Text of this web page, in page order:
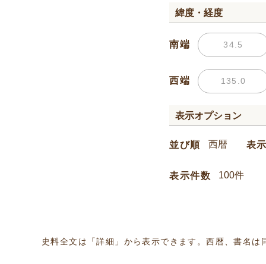
緯度・経度
南端
西端
表示オプション
並び順 表
表示件数
史料全文は「詳細」から表示できます。西暦、書名